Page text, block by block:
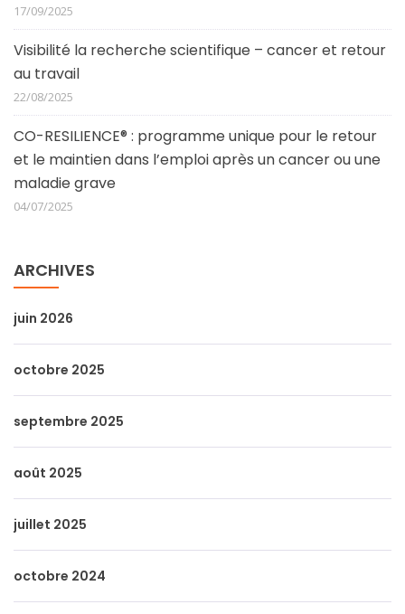
17/09/2025
Visibilité la recherche scientifique – cancer et retour
au travail
22/08/2025
CO-RESILIENCE® : programme unique pour le retour
et le maintien dans l’emploi après un cancer ou une
maladie grave
04/07/2025
ARCHIVES
juin 2026
octobre 2025
septembre 2025
août 2025
juillet 2025
octobre 2024